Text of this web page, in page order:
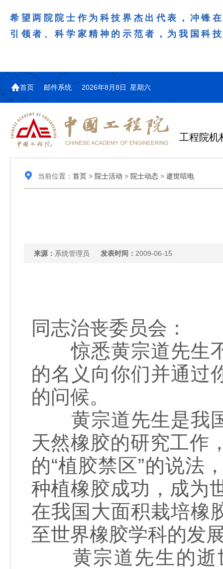
希望两院院士作为科技界杰出代表，冲锋
引领者、科学家精神的示范者，为我国科
首页 邮件系统 2026年8月8日 星期六
工程院机
当前位置： 首页> 院士活动 > 院士动态> 逝世唁电
来源： 系统管理员 发表时间： 2009-06-15
同志治丧委员会：
惊悉黄宗道先生不
的名义向你们并通过
的问候。
黄宗道先生是我国
天然橡胶的研究工作
的“植胶禁区”的说法
种植橡胶成功，成为
在我国大面积栽培橡
至世界橡胶学科的发
黄宗道先生的逝